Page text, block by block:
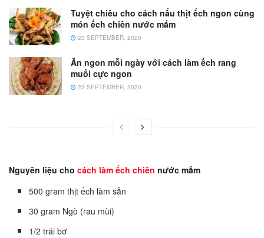
Tuyệt chiêu cho cách nấu thịt ếch ngon cùng
món ếch chiên nước mắm
23 SEPTEMBER, 2020
Ăn ngon mỗi ngày với cách làm ếch rang
muối cực ngon
23 SEPTEMBER, 2020
Nguyên liệu cho cách làm ếch chiên nước mắm
500 gram thịt ếch làm sẵn
30 gram Ngò (rau mùi)
1/2 trái bơ